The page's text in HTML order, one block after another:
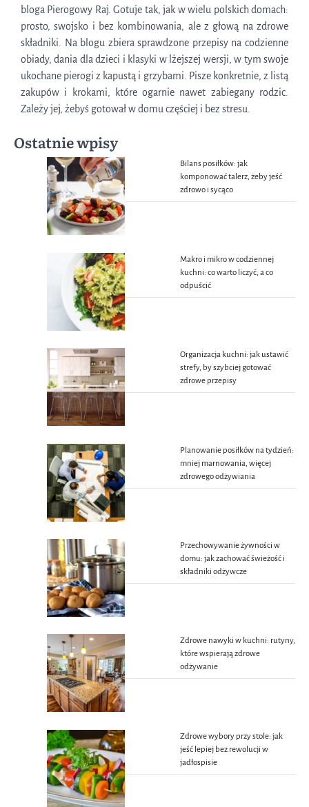
bloga Pierogowy Raj. Gotuje tak, jak w wielu polskich domach:
prosto, swojsko i bez kombinowania, ale z głową na zdrowe
składniki. Na blogu zbiera sprawdzone przepisy na codzienne
obiady, dania dla dzieci i klasyki w lżejszej wersji, w tym swoje
ukochane pierogi z kapustą i grzybami. Pisze konkretnie, z listą
zakupów i krokami, które ogarnie nawet zabiegany rodzic.
Zależy jej, żebyś gotował w domu częściej i bez stresu.
Ostatnie wpisy
Bilans posiłków: jak
komponować talerz, żeby jeść
zdrowo i sycąco
Makro i mikro w codziennej
kuchni: co warto liczyć, a co
odpuścić
Organizacja kuchni: jak ustawić
strefy, by szybciej gotować
zdrowe przepisy
Planowanie posiłków na tydzień:
mniej marnowania, więcej
zdrowego odżywiania
Przechowywanie żywności w
domu: jak zachować świeżość i
składniki odżywcze
Zdrowe nawyki w kuchni: rutyny,
które wspierają zdrowe
odżywanie
Zdrowe wybory przy stole: jak
jeść lepiej bez rewolucji w
jadłospisie